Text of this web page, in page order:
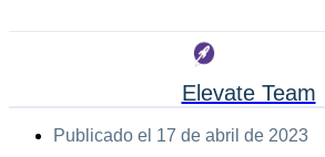
Elevate Team
Publicado el 17 de abril de 2023